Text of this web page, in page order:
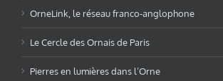
OrneLink, le réseau franco-anglophone
Le Cercle des Ornais de Paris
Pierres en lumières dans l’Orne